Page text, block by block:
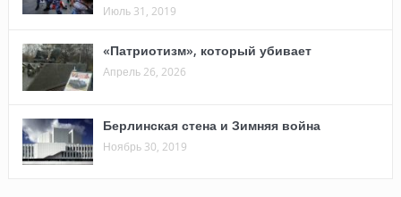
Июль 31, 2019
«Патриотизм», который убивает
Апрель 26, 2026
Берлинская стена и Зимняя война
Ноябрь 30, 2019